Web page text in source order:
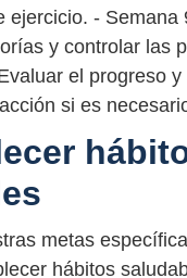
ejercicio. - Semana
y controlar las
el progreso y
si es
metas
hábitos